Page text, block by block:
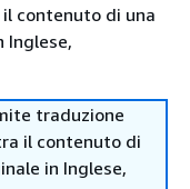
contenuto di una
Inglese,
traduzione
il contenuto di
in Inglese,